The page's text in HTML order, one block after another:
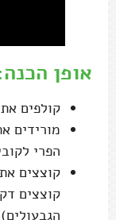
אופן
קולפים
מורידים
הפרי
קוצצים
קוצצים
הגבעולים)